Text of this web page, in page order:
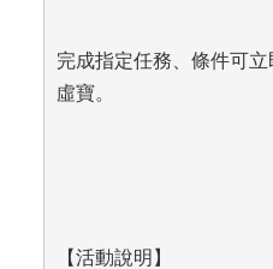
完成指定任務、條件可
虛寶。
【活動說明】